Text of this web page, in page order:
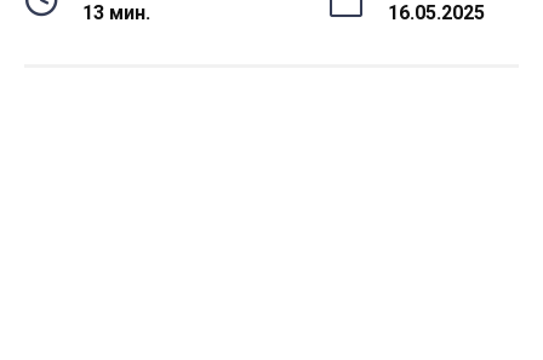
13 мин. 16.05.2025